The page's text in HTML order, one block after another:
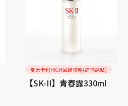
夏天卡利HIGH回饋攻略(詳情請點)
【SK-II】青春露330ml